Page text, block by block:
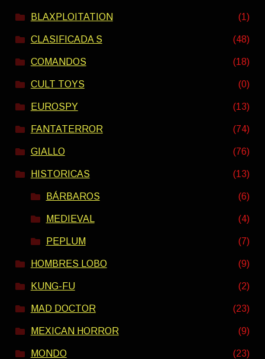
BLAXPLOITATION (1)
CLASIFICADA S (48)
COMANDOS (18)
CULT TOYS (0)
EUROSPY (13)
FANTATERROR (74)
GIALLO (76)
HISTORICAS (13)
BÁRBAROS (6)
MEDIEVAL (4)
PEPLUM (7)
HOMBRES LOBO (9)
KUNG-FU (2)
MAD DOCTOR (23)
MEXICAN HORROR (9)
MONDO (23)